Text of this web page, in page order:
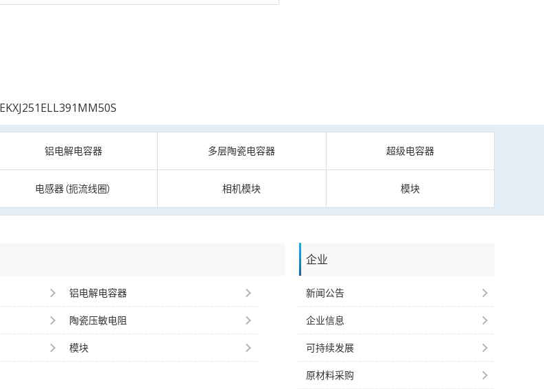
EKXJ251ELL391MM50S
铝电解电容器 多层陶瓷电容器 超级电容器
电感器（扼流线圈） 相机模块 模块
铝电解电容器
陶瓷压敏电阻
模块
企业
新闻公告
企业信息
可持续发展
原材料采购